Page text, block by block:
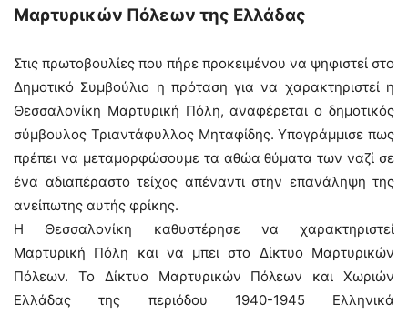
Μαρτυρικών Πόλεων της Ελλάδας
Στις πρωτοβουλίες που πήρε προκειμένου να ψηφιστεί στο
Δημοτικό Συμβούλιο η πρόταση για να χαρακτηριστεί η
Θεσσαλονίκη Μαρτυρική Πόλη, αναφέρεται ο δημοτικός
σύμβουλος Τριαντάφυλλος Μηταφίδης. Υπογράμμισε πως
πρέπει να μεταμορφώσουμε τα αθώα θύματα των ναζί σε
ένα αδιαπέραστο τείχος απέναντι στην επανάληψη της
ανείπωτης αυτής φρίκης.
Η Θεσσαλονίκη καθυστέρησε να χαρακτηριστεί
Μαρτυρική Πόλη και να μπει στο Δίκτυο Μαρτυρικών
Πόλεων. Το Δίκτυο Μαρτυρικών Πόλεων και Χωριών
Ελλάδας της περιόδου 1940-1945 Ελληνικά